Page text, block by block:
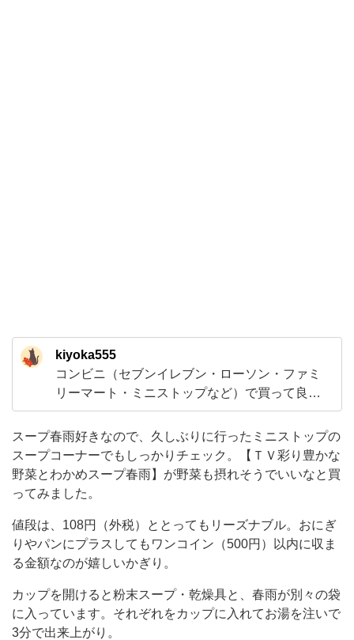
Ｖ
彩
豊
か
な
野
菜
と
わ
か
め
ス
kiyoka555
コンビニ（セブンイレブン・ローソン・ファミ
リーマート・ミニストップなど）で買って良か
ったおすすめしたい商品を紹介していきます！
甘いものが好きなのでスイーツがメインになり
ますけど、新商品も気になるので季節限定やキ
ャラクターなどとのコラボ商品といった期間限
定の食品や飲料とかも試してみるつもりです！
スープ春雨好きなので、久しぶりに行ったミニストップの
スープコーナーでもしっかりチェック。【ＴＶ彩り豊かな
野菜とわかめスープ春雨】が野菜も摂れそうでいいなと買
ってみました。
値段は、108円（外税）ととってもリーズナブル。おにぎ
りやパンにプラスしてもワンコイン（500円）以内に収ま
る金額なのが嬉しいかぎり。
カップを開けると粉末スープ・乾燥具と、春雨が別々の袋
に入っています。それぞれをカップに入れてお湯を注いで
3分で出来上がり。